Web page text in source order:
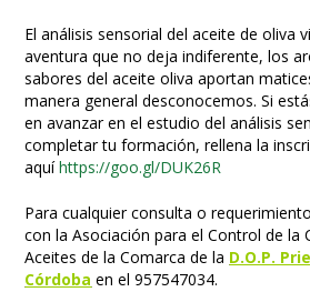
El análisis sensorial del aceite de oliva
aventura que no deja indiferente, los
sabores del aceite oliva aportan
manera general desconocemos. Si
en avanzar en el estudio del análisis
completar tu formación, rellena la
aquíhttps://goo.gl/DUK26R
Para cualquier consulta o
con la Asociación para el Control de la
Aceites de la Comarca de la D.O.P.
Córdoba en el 957547034.